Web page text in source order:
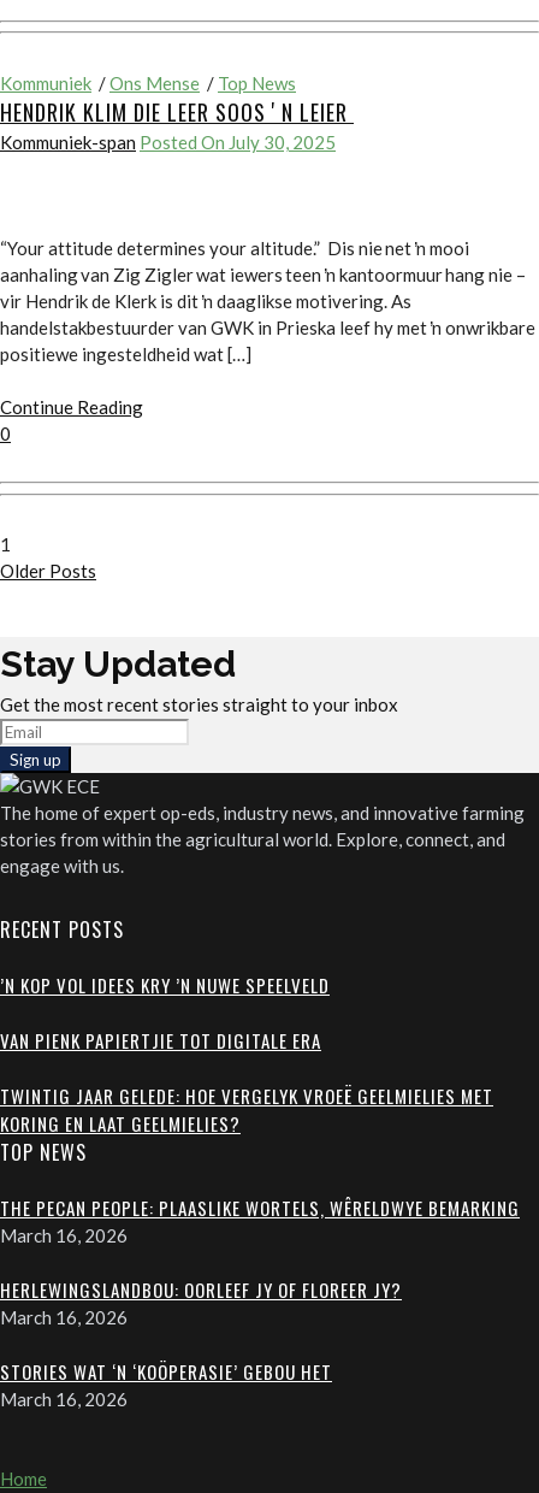
Kommuniek /Ons Mense / Top News
HENDRIK KLIM DIE LEER SOOS ʼN LEIER
Kommuniek-span Posted On July 30, 2025
“Your attitude determines your altitude.” Dis nie net ŉ mooi
aanhaling van Zig Zigler wat iewers teen ŉ kantoormuur hang nie –
vir Hendrik de Klerk is dit ŉ daaglikse motivering. As
handelstakbestuurder van GWK in Prieska leef hy met ŉ onwrikbare
positiewe ingesteldheid wat […]
Continue Reading
0
1
Older Posts
Stay Updated
Get the most recent stories straight to your inbox
The home of expert op-eds, industry news, and innovative farming
stories from within the agricultural world. Explore, connect, and
engage with us.
RECENT POSTS
’N KOP VOL IDEES KRY ’N NUWE SPEELVELD
VAN PIENK PAPIERTJIE TOT DIGITALE ERA
TWINTIG JAAR GELEDE: HOE VERGELYK VROEË GEELMIELIES MET
KORING EN LAAT GEELMIELIES?
TOP NEWS
THE PECAN PEOPLE: PLAASLIKE WORTELS, WÊRELDWYE BEMARKING
March 16, 2026
HERLEWINGSLANDBOU: OORLEEF JY OF FLOREER JY?
March 16, 2026
STORIES WAT ‘N ‘KOÖPERASIE’ GEBOU HET
March 16, 2026
Home